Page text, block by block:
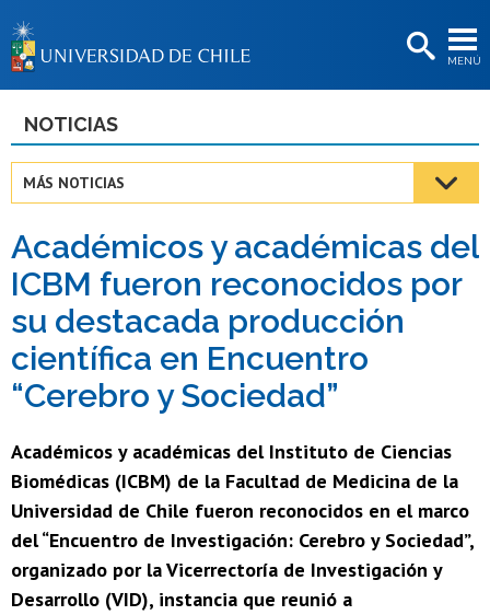
MENÚ
BIBLIOTECAS
Estudiantes
Académicas/os
Funcionarias/os
Egresadas/os
NOTICIAS
MÁS NOTICIAS
Académicos y académicas del
ICBM fueron reconocidos por
su destacada producción
científica en Encuentro
“Cerebro y Sociedad”
Académicos y académicas del Instituto de Ciencias
Biomédicas (ICBM) de la Facultad de Medicina de la
Universidad de Chile fueron reconocidos en el marco
del “Encuentro de Investigación: Cerebro y Sociedad”,
organizado por la Vicerrectoría de Investigación y
Desarrollo (VID), instancia que reunió a